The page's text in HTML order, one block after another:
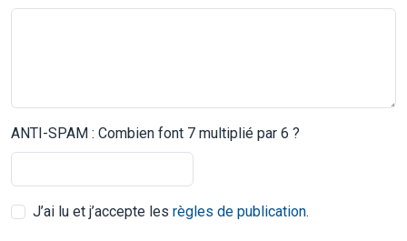
ANTI-SPAM : Combien font 7 multiplié par 6 ?
J’ai lu et j’accepte les règles de publication.